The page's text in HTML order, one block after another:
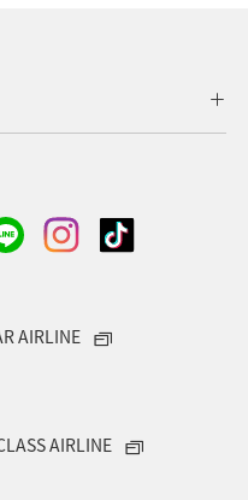
AIRLINE
AIRLINE